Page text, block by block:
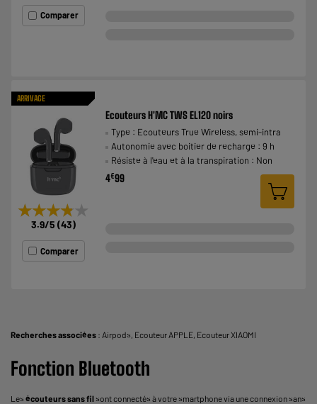
Comparer
ARRIVAGE
★★★★★
★★★★★
3.9/5 (43)
Comparer
Ecouteurs H'MC TWS EL120 noirs
Type : Ecouteurs True Wireless, semi-intra
Autonomie avec boitier de recharge : 9 h
Résiste à l'eau et à la transpiration : Non
4€99
Recherches associées : Airpods Ecouteur APPLE Ecouteur XIAOMI
Fonction Bluetooth
Les écouteurs sans filsont connectés à votresmartphonevia une connexion sans